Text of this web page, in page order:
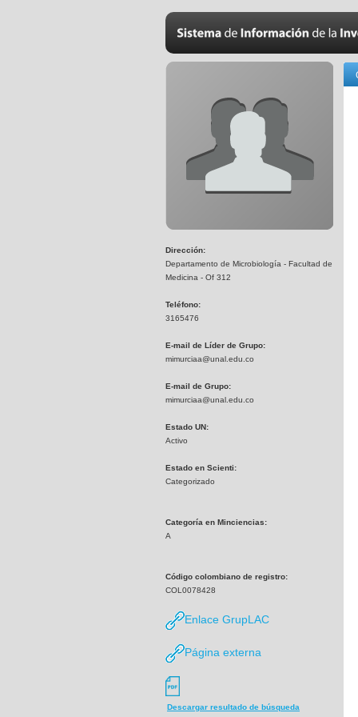
Dirección:
Departamento de Microbiología - Facultad de
Medicina - Of 312
Teléfono:
3165476
E-mail de Líder de Grupo:
mimurciaa@unal.edu.co
E-mail de Grupo:
mimurciaa@unal.edu.co
Estado UN:
Activo
Estado en Scienti:
Categorizado
Categoría en Minciencias:
A
Código colombiano de registro:
COL0078428
Enlace GrupLAC
Página externa
Descargar resultado de búsqueda